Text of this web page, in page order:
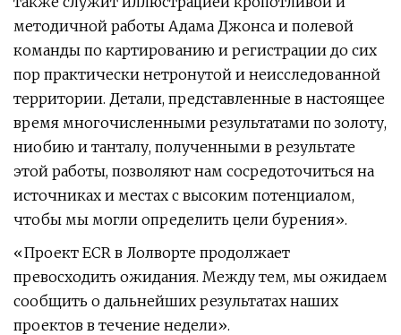
методичной работы Адама Джонса и полевой
команды по картированию и регистрации до сих
пор практически нетронутой и неисследованной
территории. Детали, представленные в настоящее
время многочисленными результатами по золоту,
ниобию и танталу, полученными в результате
этой работы, позволяют нам сосредоточиться на
источниках и местах с высоким потенциалом,
чтобы мы могли определить цели бурения».
«Проект ECR в Лолворте продолжает
превосходить ожидания. Между тем, мы ожидаем
сообщить о дальнейших результатах наших
проектов в течение недели».